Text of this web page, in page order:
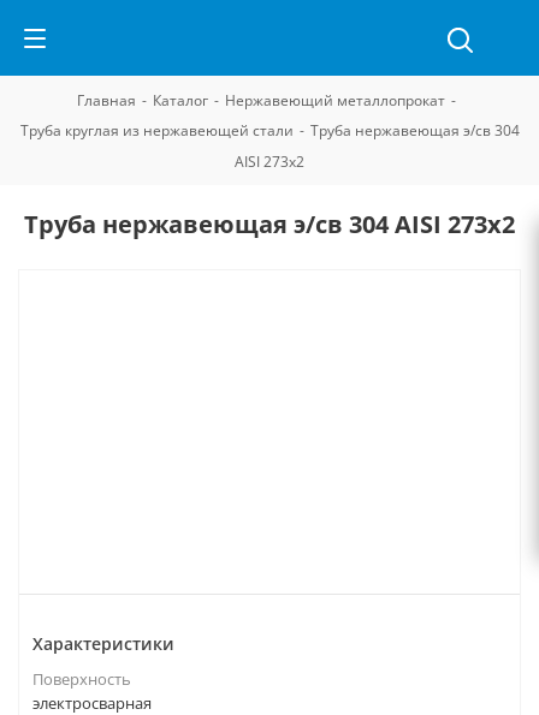
Главная - Каталог - Нержавеющий металлопрокат -
Труба круглая из нержавеющей стали - Труба нержавеющая э/св 304
AISI 273х2
Труба нержавеющая э/св 304 AISI 273х2
Характеристики
Поверхность
электросварная